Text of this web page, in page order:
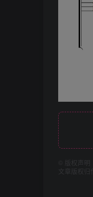
版权声明
文章版权归